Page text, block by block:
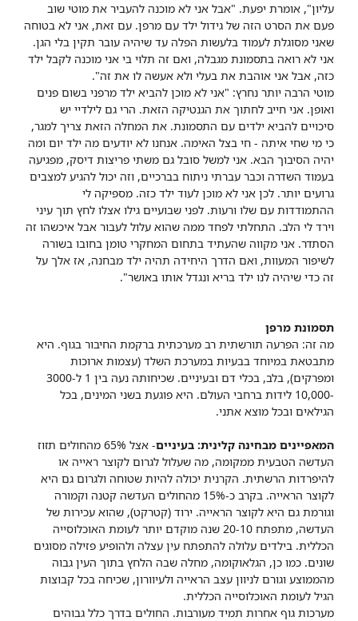
עליון", אומרת יפעת. "אבל אני לא מוכנה להעביר את מוטי שוב
פעם את הסרט הזה של גידול ילד עם מרפן. עם זאת, אני לא בטוחה
שאני מסוגלת לעמוד בלעשות הפלה עד שיהיה עובר תקין בלי הגן.
אני לא רואה בתסמונת מגבלה, ואם זה תלוי בי אני מוכנה לקבל ילד
כזה, אבל אני אוהבת את בעלי ולא אעשה לו את זה".
מוטי הרבה יותר נחרץ: "אני לא מוכן להביא ילד מרפני בשום פנים
ואופן. אני חייב לחתוך את הגנטיקה הזאת. הרי גם לילדיי יש
סיכויים להביא ילדים עם התסמונת. את המחלה הזאת צריך למגר,
כי מי שחי איתה - חי בצל האימה. אנחנו לא יודעים מה ילד יום ומה
יהיה הסיבוך הבא. אני למשל סובל גם משתי פריצות דיסק, מפגיעה
בעמוד השדרה וכבר עברתי ניתוח בברכיים, וזה יכול להגיע למצבים
גרועים יותר. לכן אני לא מוכן לעוד ילד כזה. מספיקה לי
ההתמודדות עם שלו ורעות. לפני שבועיים גילו אצלו לחץ תוך עיני
וירד לי הלב. התחלתי לפחד ממה שהוא עלול לעבור אבל איכשהו זה
הסתדר. אני מקווה שהעתיד בתחום המחקרי טומן בחובו בשורה
לשיפור המעוות, ואם הדרך היחידה תהיה ילד מבחנה, אז אלך על
זה כדי שיהיה לנו ילד בריא ונגדל אותו באושר".
תסמונת מרפן
מה זה: הפרעה תורשתית רב מערכתית ברקמת החיבור בגוף. היא
מתבטאת במיוחד בבעיות במערכת השלד (עצמות ארוכות
ומפרקים), בלב, בכלי דם ובעיניים. שכיחותה נעה בין 1 ל-3000
-10,000 לידות ברחבי העולם. היא פוגעת בשני המינים, בכל
הגילאים ובכל מוצא אתני.
המאפיינים מבחינה קלינית: בעיניים
- אצל 65% מהחולים תזוז
העדשה הטבעית ממקומה, מה שעלול לגרום לקוצר ראייה או
להיפרדות הרשתית. הקרנית יכולה להיות שטוחה ולגרום גם היא
לקוצר הראייה. בקרב כ-15% מהחולים העדשה קטנה וקמורה
וגורמת גם היא לקוצר הראייה. ירוד (קטרקט), שהוא עכירות של
העדשה, מתפתח 20-10 שנה מוקדם יותר לעומת האוכלוסייה
הכללית. בילדים עלולה להתפתח עין עצלה ולהופיע פזילה מסוגים
שונים. כמו כן, הגלאוקומה, מחלה שבה הלחץ בתוך העין גבוה
מהממוצע וגורם לניוון עצב הראייה ולעיוורון, שכיחה בכל קבוצות
הגיל לעומת האוכלוסייה הכללית.
מערכות גוף אחרות תמיד מעורבות. החולים בדרך כלל גבוהים